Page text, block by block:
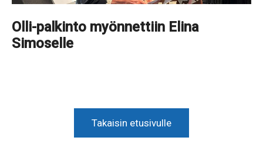
Olli-palkinto myönnettiin Elina
Simoselle
Takaisin etusivulle